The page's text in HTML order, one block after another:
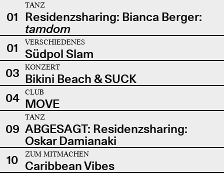
01
TANZ
Residenzsharing: Bianca Berger:
tamdom
01
VERSCHIEDENES
Südpol Slam
03
KONZERT
Bikini Beach & SUCK
04
CLUB
MOVE
09
TANZ
ABGESAGT: Residenzsharing:
Oskar Damianaki
10
ZUM MITMACHEN
Caribbean Vibes